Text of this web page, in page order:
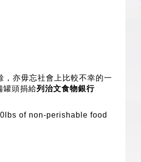
亦毋忘社會上比較不幸的一
罐頭捐給列治文食物銀行
of non-perishable food